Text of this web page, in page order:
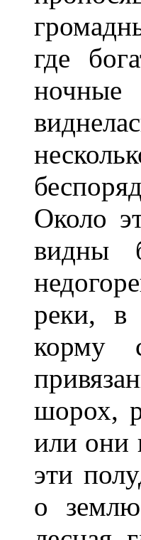
где
Около
видны
реки, в
корму
шорох,
или они
эти
о